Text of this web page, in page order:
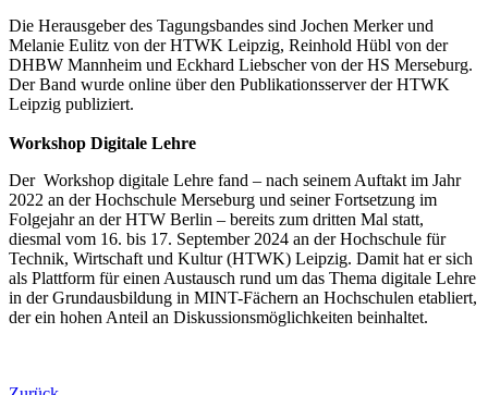
Die Herausgeber des Tagungsbandes sind Jochen Merker und
Melanie Eulitz von der HTWK Leipzig, Reinhold Hübl von der
DHBW Mannheim und Eckhard Liebscher von der HS Merseburg.
Der Band wurde online über den Publikationsserver der HTWK
Leipzig publiziert.
Workshop Digitale Lehre
Der Workshop digitale Lehre fand – nach seinem Auftakt im Jahr
2022 an der Hochschule Merseburg und seiner Fortsetzung im
Folgejahr an der HTW Berlin – bereits zum dritten Mal statt,
diesmal vom 16. bis 17. September 2024 an der Hochschule für
Technik, Wirtschaft und Kultur (HTWK) Leipzig. Damit hat er sich
als Plattform für einen Austausch rund um das Thema digitale Lehre
in der Grundausbildung in MINT-Fächern an Hochschulen etabliert,
der ein hohen Anteil an Diskussionsmöglichkeiten beinhaltet.